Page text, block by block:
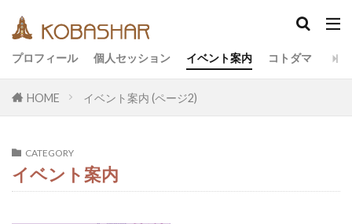
プロフィール 個人セッション イベント案内 コトダマ
HOME イベント案内 (ページ2)
CATEGORY
イベント案内
カテゴリー
エコ
オフグリッド
キールタン